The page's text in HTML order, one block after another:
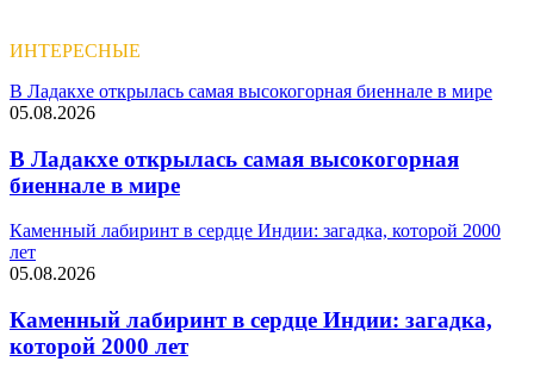
ИНТЕРЕСНЫЕ
В Ладакхе открылась самая высокогорная биеннале в мире
05.08.2026
В Ладакхе открылась самая высокогорная
биеннале в мире
Каменный лабиринт в сердце Индии: загадка, которой 2000
лет
05.08.2026
Каменный лабиринт в сердце Индии: загадка,
которой 2000 лет